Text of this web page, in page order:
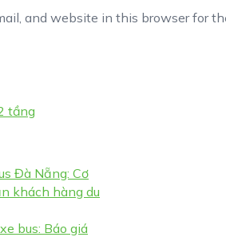
and website in this browser for
Đà Nẵng: Cơ
khách hàng du
bus: Báo giá